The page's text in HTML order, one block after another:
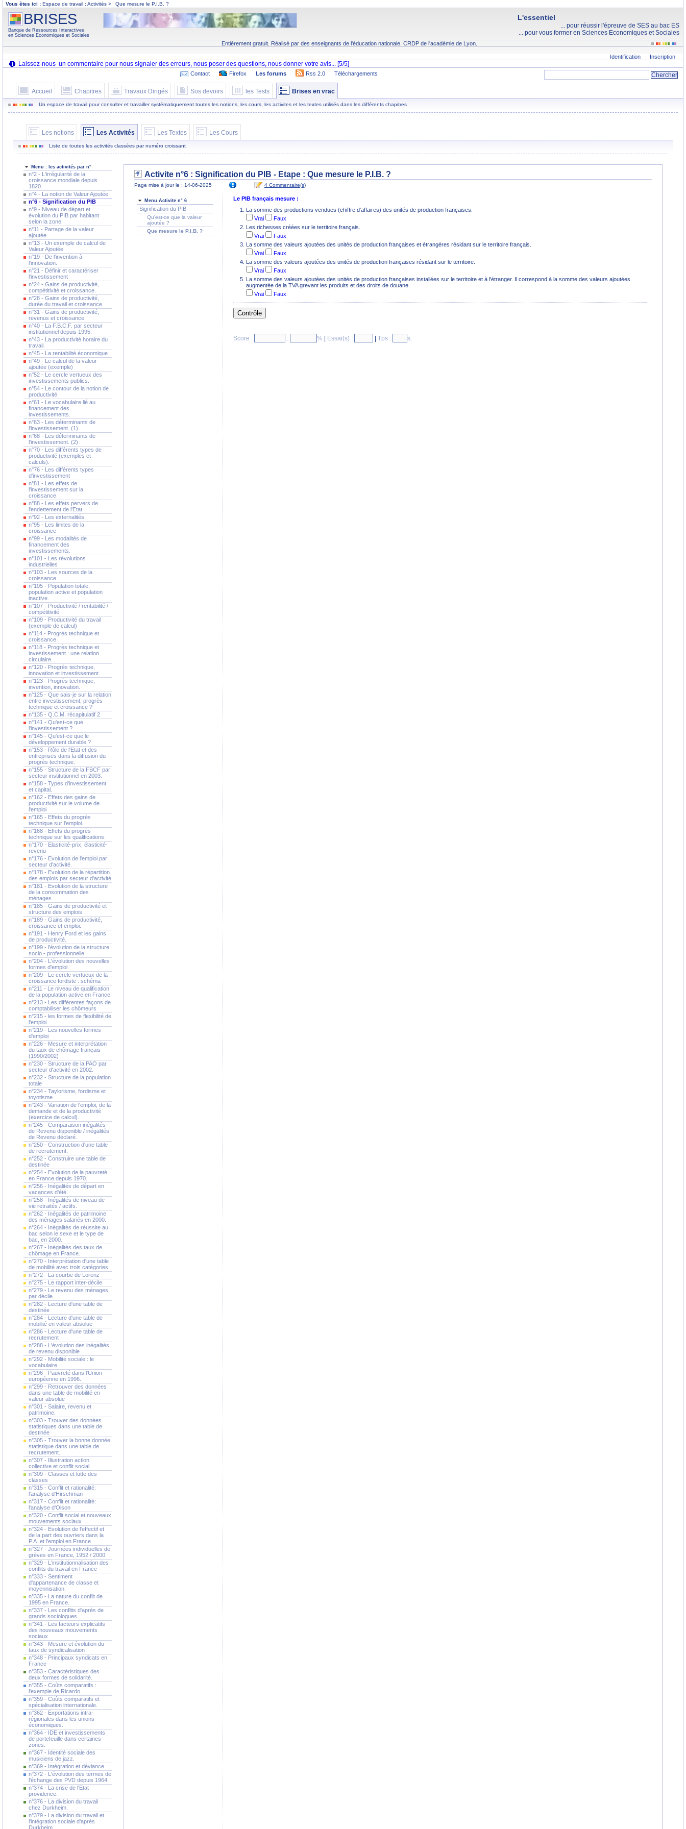
Vous êtes ici : Espace de travail : Activités > Que mesure le P.I.B. ?
L'essentiel
... pour réussir l'épreuve de SES au bac ES
... pour vous former en Sciences Economiques et Sociales
BRISES
Banque de Ressources Interactives
en Sciences Economiques et Sociales
Entièrement gratuit. Réalisé par des enseignants de l'éducation nationale. CRDP de l'académie de Lyon.
Identification Inscription
Contact Firefox Les forums Rss 2.0 Téléchargements
Accueil Chapitres Travaux Dirigés Sos devoirs les Tests Brises en vrac
Un espace de travail pour consulter et travailler systématiquement toutes les notions, les cours, les activites et les textes utilisés dans les différents chapitres
Les notions Les Activités Les Textes Les Cours
Liste de toutes les activités classées par numéro croissant
Menu : les activités par n°
n°2 - L'irrégularité de la
croissance mondiale depuis
1820.
n°4 - La notion de Valeur Ajoutée
n°6 - Signification du PIB
n°9 - Niveau de départ et
évolution du PIB par habitant
selon la zone
n°11 - Partage de la valeur
ajoutée.
n°13 - Un exemple de calcul de
Valeur Ajoutée
n°19 - De l'invention à
l'innovation.
n°21 - Définir et caractériser
l'investissement
n°24 - Gains de productivité,
compétitivité et croissance.
n°28 - Gains de productivité,
durée du travail et croissance.
n°31 - Gains de productivité,
revenus et croissance.
n°40 - La F.B.C.F. par secteur
institutionnel depuis 1995.
n°43 - La productivité horaire du
travail.
n°45 - La rentabilité économique
n°49 - Le calcul de la valeur
ajoutée (exemple)
n°52 - Le cercle vertueux des
investissements publics.
n°54 - Le contour de la notion de
productivité.
n°61 - Le vocabulaire lié au
financement des
investissements.
n°63 - Les déterminants de
l'investissement. (1).
n°68 - Les déterminants de
l'investissement. (2)
n°70 - Les différents types de
productivité (exemples et
calculs).
n°76 - Les différents types
d'investissement
n°81 - Les effets de
l'investissement sur la
croissance.
n°88 - Les effets pervers de
l'endettement de l'Etat.
n°92 - Les externalités.
n°95 - Les limites de la
croissance
n°99 - Les modalités de
financement des
investissements.
n°101 - Les révolutions
industrielles
n°103 - Les sources de la
croissance
n°105 - Population totale,
population active et population
inactive.
n°107 - Productivité / rentabilité /
compétitivité.
n°109 - Productivité du travail
(exemple de calcul)
n°114 - Progrès technique et
croissance.
n°118 - Progrès technique et
investissement : une relation
circulaire.
n°120 - Progrès technique,
innovation et investissement.
n°123 - Progrès technique,
invention, innovation.
n°125 - Que sais-je sur la relation
entre investissement, progrès
technique et croissance ?
n°135 - Q.C.M. récapitulatif 2
n°141 - Qu'est-ce que
l'investissement ?
n°145 - Qu'est-ce que le
développement durable ?
n°153 - Rôle de l'Etat et des
entreprises dans la diffusion du
progrès technique.
n°155 - Structure de la FBCF par
secteur institutionnel en 2003.
n°158 - Types d'investissement
et capital.
n°162 - Effets des gains de
productivité sur le volume de
l'emploi
n°165 - Effets du progrès
technique sur l'emploi.
n°168 - Effets du progrès
technique sur les qualifications.
n°170 - Elasticité-prix, élasticité-
revenu
n°176 - Evolution de l'emploi par
secteur d'activité.
n°178 - Evolution de la répartition
des emplois par secteur d'activité
n°181 - Evolution de la structure
de la consommation des
ménages
n°185 - Gains de productivité et
structure des emplois
n°189 - Gains de productivité,
croissance et emploi.
n°191 - Henry Ford et les gains
de productivité.
n°199 - l'évolution de la structure
socio - professionnelle
n°204 - L'évolution des nouvelles
formes d'emploi
n°209 - Le cercle vertueux de la
croissance fordiste : schéma
n°211 - Le niveau de qualification
de la population active en France
n°213 - Les différentes façons de
comptabiliser les chômeurs
n°215 - les formes de flexibilité de
l'emploi
n°219 - Les nouvelles formes
d'emploi
n°226 - Mesure et interprétation
du taux de chômage français
(1990/2002)
n°230 - Structure de la PAO par
secteur d'activité en 2002.
n°232 - Structure de la population
totale
n°234 - Taylorisme, fordisme et
toyotisme
n°243 - Variation de l'emploi, de la
demande et de la productivité
(exercice de calcul).
n°245 - Comparaison inégalités
de Revenu disponible / inégalités
de Revenu déclaré.
n°250 - Construction d'une table
de recrutement.
n°252 - Construire une table de
destinée
n°254 - Evolution de la pauvreté
en France depuis 1970.
n°256 - Inégalités de départ en
vacances d'été.
n°258 - Inégalités de niveau de
vie retraités / actifs.
n°262 - Inégalités de patrimoine
des ménages salariés en 2000.
n°264 - Inégalités de réussite au
bac selon le sexe et le type de
bac, en 2000.
n°267 - Inégalités des taux de
chômage en France.
n°270 - Interprétation d'une table
de mobilité avec trois catégories.
n°272 - La courbe de Lorenz
n°275 - Le rapport inter-décile
n°279 - Le revenu des ménages
par décile
n°282 - Lecture d'une table de
destinée
n°284 - Lecture d'une table de
mobilité en valeur absolue
n°286 - Lecture d'une table de
recrutement
n°288 - L'évolution des inégalités
de revenu disponible
n°292 - Mobilité sociale : le
vocabulaire.
n°296 - Pauvreté dans l'Union
européenne en 1996.
n°299 - Retrouver des données
dans une table de mobilité en
valeur absolue
n°301 - Salaire, revenu et
patrimoine.
n°303 - Trouver des données
statistiques dans une table de
destinée
n°305 - Trouver la bonne donnée
statistique dans une table de
recrutement.
n°307 - Illustration action
collective et conflit social
n°309 - Classes et lutte des
classes
n°315 - Conflit et rationalité:
l'analyse d'Hirschman
n°317 - Conflit et rationalité:
l'analyse d'Olson
n°320 - Conflit social et nouveaux
mouvements sociaux
n°324 - Evolution de l'effectif et
de la part des ouvriers dans la
P.A. et l'emploi en France
n°327 - Journées individuelles de
grèves en France, 1952 / 2000
n°329 - L'institutionnalisation des
conflits du travail en France
n°333 - Sentiment
d'appartenance de classe et
moyennisation.
n°335 - La nature du conflit de
1995 en France.
n°337 - Les conflits d'après de
grands sociologues.
n°341 - Les facteurs explicatifs
des nouveaux mouvements
sociaux
n°343 - Mesure et évolution du
taux de syndicalisation
n°348 - Principaux syndicats en
France
n°353 - Caractéristiques des
deux formes de solidarité.
n°355 - Coûts comparatifs :
l'exemple de Ricardo.
n°359 - Coûts comparatifs et
spécialisation internationale.
n°362 - Exportations intra-
régionales dans les unions
économiques.
n°364 - IDE et investissements
de portefeuille dans certaines
zones.
n°367 - Identité sociale des
musiciens de jazz.
n°369 - Intégration et déviance
n°372 - L'évolution des termes de
l'échange des PVD depuis 1964.
n°374 - La crise de l'Etat
providence.
n°376 - La division du travail
chez Durkheim.
n°379 - La division du travail et
l'intégration sociale d'après
Durkheim.
Activite n°6 : Signification du PIB - Etape : Que mesure le P.I.B. ?
Page mise à jour le : 14-06-2025 4 Commentaire(s)
Menu Activite n° 6
Signification du PIB
Qu'est-ce que la valeur
ajoutée ?
Que mesure le P.I.B. ?
Le PIB français mesure :
La somme des productions vendues (chiffre d'affaires) des unités de production françaises.
Vrai
Faux
Les richesses créées sur le territoire français.
Vrai
Faux
La somme des valeurs ajoutées des unités de production françaises et étrangères résidant sur le territoire français.
Vrai
Faux
La somme des valeurs ajoutées des unités de production françaises résidant sur le territoire.
Vrai
Faux
La somme des valeurs ajoutées des unités de production françaises installées sur le territoire et à l'étranger. Il correspond à la somme des valeurs ajoutées
augmentée de la TVA grevant les produits et des droits de douane.
Vrai
Faux
Score : : % Essai(s) : Tps : s.